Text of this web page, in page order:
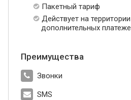
Пакетный тариф
Действует на
дополнительных
Преимущества
Звонки
SMS